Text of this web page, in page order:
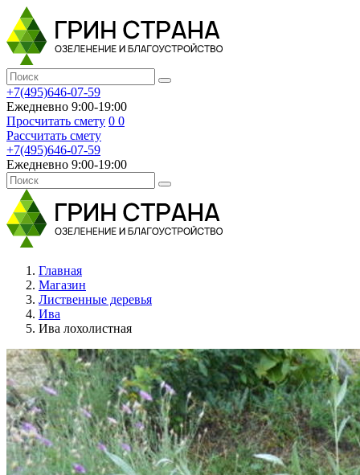
+7(495)646-07-59
Ежедневно 9:00-19:00
Просчитать смету 0 0
Рассчитать смету
+7(495)646-07-59
Ежедневно 9:00-19:00
Главная
Магазин
Лиственные деревья
Ива
Ива лохолистная